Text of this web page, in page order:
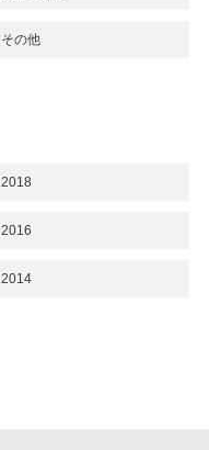
その他
2018
2016
2014